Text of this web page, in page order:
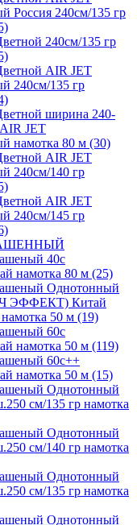
Россия 240см/135 гр
240см/135 гр
AIR JET
240см/135 гр
ширина 240-
JET
намотка 80 м (30)
AIR JET
240см/140 гр
AIR JET
240см/145 гр
40с
намотка 80 м (25)
Однотонный
ЭФФЕКТ) Китай
50 м (19)
60с
намотка 50 м (119)
60с++
намотка 50 м (15)
Однотонный
см/135 гр намотка
Однотонный
см/140 гр намотка
Однотонный
см/135 гр намотка
Однотонный